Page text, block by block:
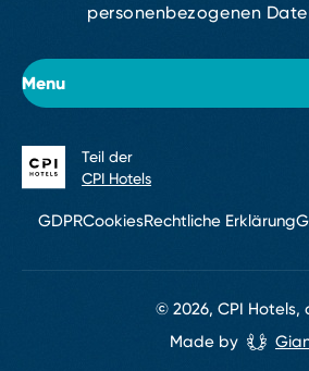
Menu
Über das Hotel
Zimmer
Restaurants und Bars
personenbezogenen
GDPRCookiesRechtliche Erklärung
© 2026, CPI Hotels,
Teil der
CPI Hotels
Made by